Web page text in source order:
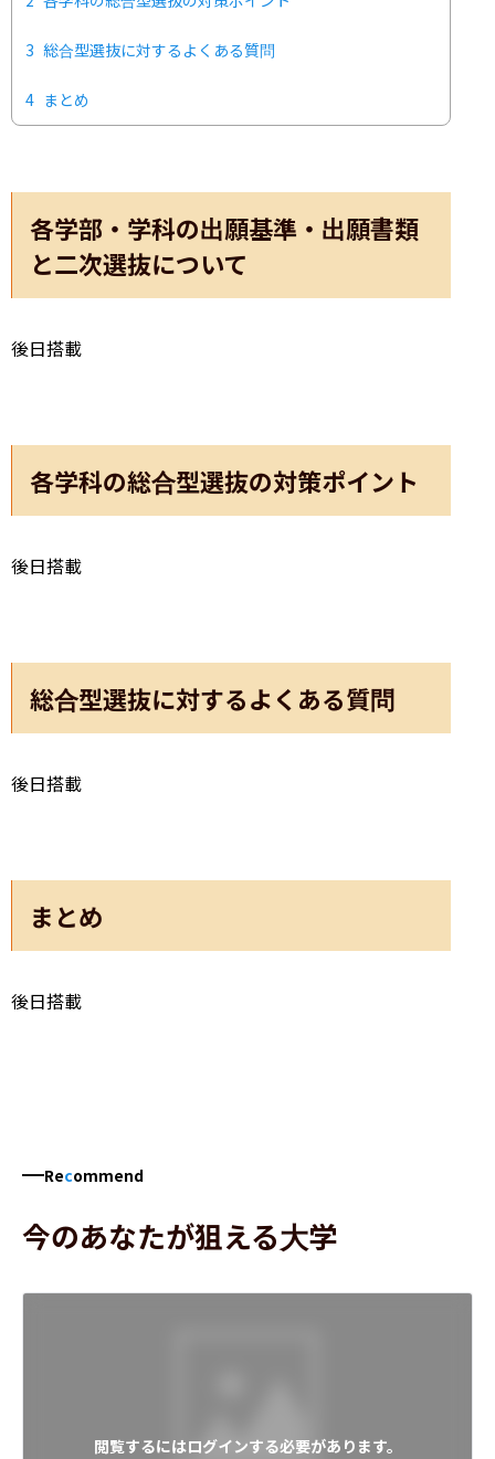
3 総合型選抜に対するよくある質問
4 まとめ
各学部・学科の出願基準・出願書類
と二次選抜について
後日搭載
各学科の総合型選抜の対策ポイント
後日搭載
総合型選抜に対するよくある質問
後日搭載
まとめ
後日搭載
Recommend
今のあなたが狙える大学
閲覧するにはログインする必要があります。